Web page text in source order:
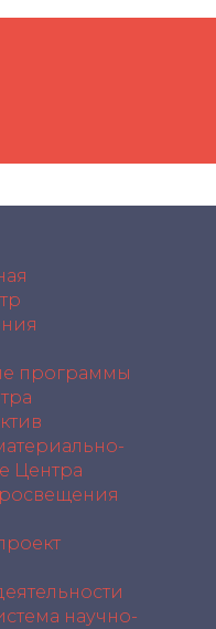
программы
Центра
научно-